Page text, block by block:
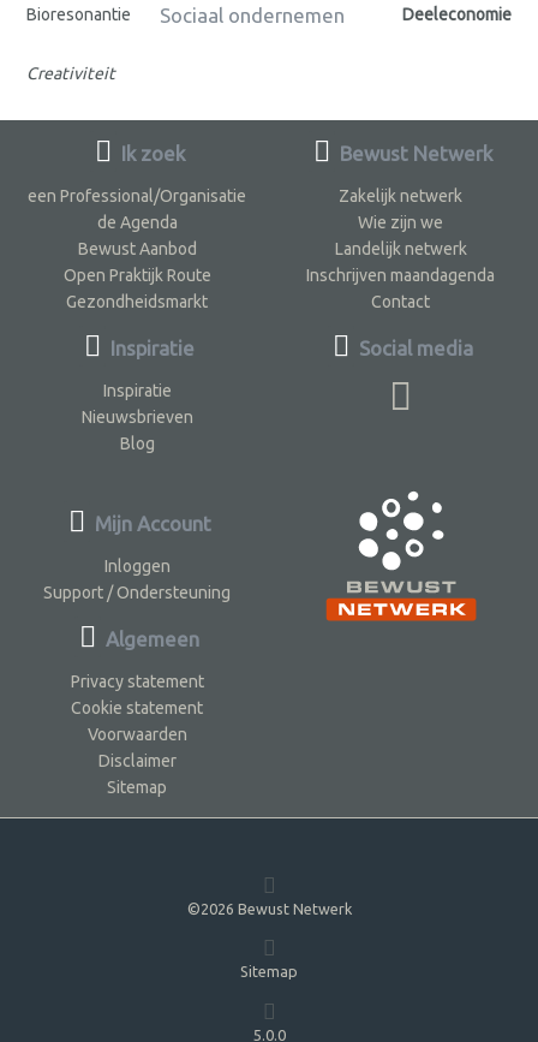
Bioresonantie Sociaal ondernemen Deeleconomie
Creativiteit
Ik zoek
een Professional/Organisatie
de Agenda
Bewust Aanbod
Open Praktijk Route
Gezondheidsmarkt
Inspiratie
Inspiratie
Nieuwsbrieven
Blog
Bewust Netwerk
Zakelijk netwerk
Wie zijn we
Landelijk netwerk
Inschrijven maandagenda
Contact
Social media
Mijn Account
Inloggen
Support / Ondersteuning
Algemeen
Privacy statement
Cookie statement
Voorwaarden
Disclaimer
Sitemap
©2026 Bewust Netwerk
Sitemap
5.0.0